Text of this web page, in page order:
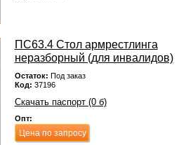
ПС63.4 Стол армрестлинга
неразборный (для инвалидов)
Остаток: Под заказ
Код: 37196
Скачать паспорт (0 б)
Опт:
Цена по запросу